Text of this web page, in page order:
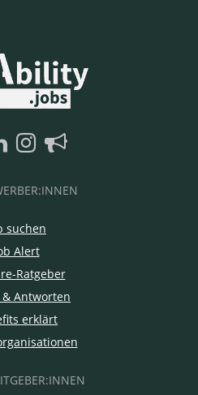
suchen
Alert
Ratgeber
& Antworten
erklärt